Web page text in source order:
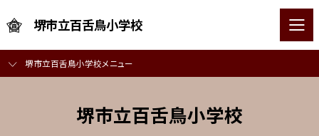
堺市立百舌鳥小学校
堺市立百舌鳥小学校メニュー
堺市立百舌鳥小学校